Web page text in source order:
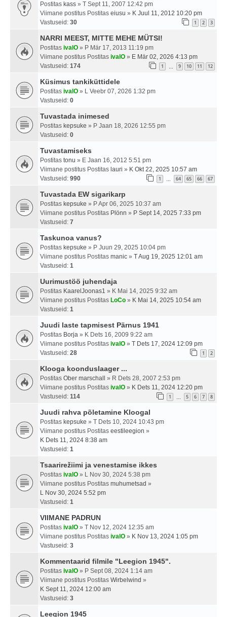
Postitas kass » T Sept 11, 2007 12:42 pm
Viimane postitus Postitas eiusu » K Juul 11, 2012 10:20 pm
Vastuseid: 30 1 2 3
NARRI MEEST, MITTE MEHE MÜTSI!
Postitas ivalO » P Mär 17, 2013 11:19 pm
Viimane postitus Postitas ivalO » E Mär 02, 2026 4:13 pm
Vastuseid: 174 1 9 10 11 12
Küsimus tankiküttidele
Postitas ivalO » L Veebr 07, 2026 1:32 pm
Vastuseid: 0
Tuvastada inimesed
Postitas kepsuke » P Jaan 18, 2026 12:55 pm
Vastuseid: 0
Tuvastamiseks
Postitas tonu » E Jaan 16, 2012 5:51 pm
Viimane postitus Postitas lauri » K Okt 22, 2025 10:57 am
Vastuseid: 990 1 64 65 66 67
Tuvastada EW sigarikarp
Postitas kepsuke » P Apr 06, 2025 10:37 am
Viimane postitus Postitas Plönn » P Sept 14, 2025 7:33 pm
Vastuseid: 7
Taskunoa vanus?
Postitas kepsuke » P Juun 29, 2025 10:04 pm
Viimane postitus Postitas manic » T Aug 19, 2025 12:01 am
Vastuseid: 1
Uurimustöö juhendaja
Postitas KaarelJoonas1 » K Mai 14, 2025 9:32 am
Viimane postitus Postitas LoCo » K Mai 14, 2025 10:54 am
Vastuseid: 1
Juudi laste tapmisest Pärnus 1941
Postitas Borja » K Dets 16, 2009 9:22 am
Viimane postitus Postitas ivalO » T Dets 17, 2024 12:09 pm
Vastuseid: 28 1 2
Klooga koonduslaager ...
Postitas Ober marschall
» R Dets 28, 2007 2:53 pm
Viimane postitus Postitas ivalO » K Dets 11, 2024 12:20 pm
Vastuseid: 114 1 5 6 7 8
Juudi rahva põletamine Kloogal
Postitas kepsuke » T Dets 10, 2024 10:43 pm
Viimane postitus Postitas eestileegion »
K Dets 11, 2024 8:38 am
Vastuseid: 1
Tsaarirežiimi ja venestamise ikkes
Postitas ivalO » L Nov 30, 2024 5:38 pm
Viimane postitus Postitas muhumetsad »
L Nov 30, 2024 5:52 pm
Vastuseid: 1
VIIMANE PADRUN
Postitas ivalO » T Nov 12, 2024 12:35 am
Viimane postitus Postitas ivalO » K Nov 13, 2024 1:05 pm
Vastuseid: 3
Kommentaarid filmile "Leegion 1945".
Postitas ivalO » P Sept 08, 2024 1:14 am
Viimane postitus Postitas Wirbelwind »
K Sept 11, 2024 12:00 am
Vastuseid: 3
Leegion 1945